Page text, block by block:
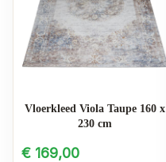
Vloerkleed Viola Taupe 160 x
230 cm
€ 169,00